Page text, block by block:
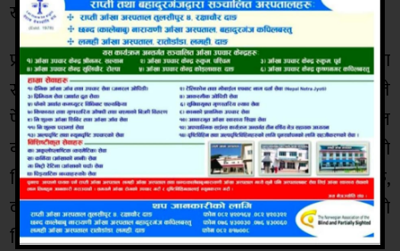
खेलाडीको सहभागिता रहेको थियो।
प्रतियोगिता विभिन्न तौल समूह तथा व्यक्तिगत/टिम काता
स्पर्धामा सम्पन्न भएको हो। सम्पूर्ण खेलहरू वर्ल्ड कराँते
फेडेरेसन (WKF), एसियन कराँते फेडेरेसन (AKF) र नेपाल
कराँते फेडेरेसन (NKF) का मापदण्डअनुसार सञ्चालन गरिएको
थियो । कराँतेको विकासमा योगदान दिने प्रशिक्षक,
व्यवस्थापक र संघ प्रतिनिधिलाई विशेष सम्मानसमेत गरिएको
थियो।